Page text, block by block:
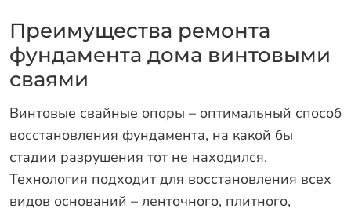
Преимущества ремонта
фундамента дома винтовыми
сваями
Винтовые свайные опоры – оптимальный способ
восстановления фундамента, на какой бы
стадии разрушения тот не находился.
Технология подходит для восстановления всех
видов оснований – ленточного, плитного,